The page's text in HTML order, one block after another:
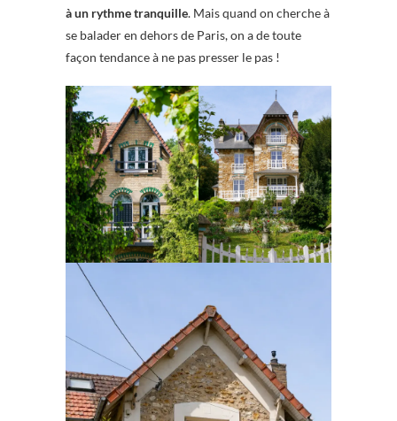
à un rythme tranquille. Mais quand on cherche à
se balader en dehors de Paris, on a de toute
façon tendance à ne pas presser le pas !